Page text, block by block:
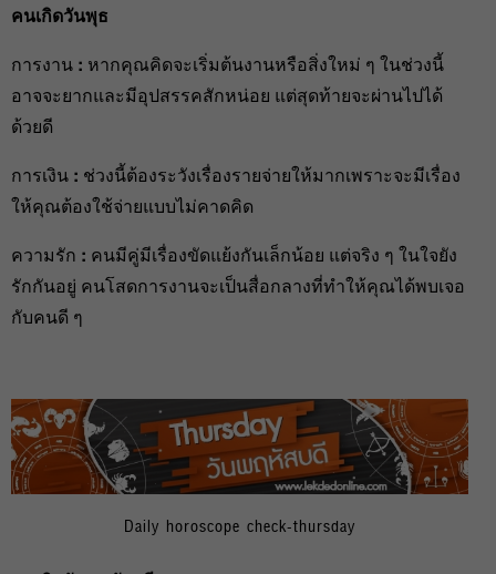
คนเกิดวันพุธ
การงาน : หากคุณคิดจะเริ่มต้นงานหรือสิ่งใหม่ ๆ ในช่วงนี้
อาจจะยากและมีอุปสรรคสักหน่อย แต่สุดท้ายจะผ่านไปได้
ด้วยดี
การเงิน : ช่วงนี้ต้องระวังเรื่องรายจ่ายให้มากเพราะจะมีเรื่อง
ให้คุณต้องใช้จ่ายแบบไม่คาดคิด
ความรัก : คนมีคู่มีเรื่องขัดแย้งกันเล็กน้อย แต่จริง ๆ ในใจยัง
รักกันอยู่ คนโสดการงานจะเป็นสื่อกลางที่ทำให้คุณได้พบเจอ
กับคนดี ๆ
Daily horoscope check-thursday